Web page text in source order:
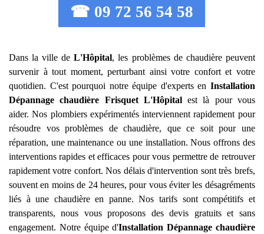
☎ 09 72 56 54 58
Dans la ville deL'Hôpital, les problèmes de chaudière peuvent
survenir à tout moment, perturbant ainsi votre confort et votre
quotidien. C'est pourquoi notre équipe d'experts en Installation
Dépannage chaudière Frisquet L'Hôpitalest là pour vous
aider. Nos plombiers expérimentés interviennent rapidement pour
résoudre vos problèmes de chaudière, que ce soit pour une
réparation, une maintenance ou une installation. Nous offrons des
interventions rapides et efficaces pour vous permettre de retrouver
rapidement votre confort. Nos délais d'intervention sont très brefs,
souvent en moins de 24 heures, pour vous éviter les désagréments
liés à une chaudière en panne. Nos tarifs sont compétitifs et
transparents, nous vous proposons des devis gratuits et sans
engagement. Notre équipe d'Installation Dépannage chaudière